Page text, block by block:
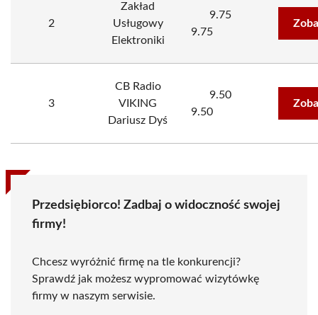
2
Zakład
Usługowy
Elektroniki
9.75
9.75
3
CB Radio
VIKING
Dariusz Dyś
9.50
9.50
Przedsiębiorco! Zadbaj o widoczność swojej
firmy!
Chcesz wyróżnić firmę na tle konkurencji?
Sprawdź jak możesz wypromować wizytówkę
firmy w naszym serwisie.